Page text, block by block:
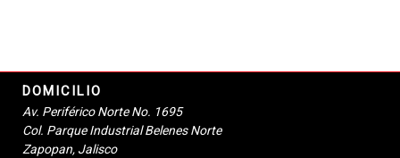
DOMICILIO
Av. Periférico Norte No. 1695
Col. Parque Industrial Belenes Norte
Zapopan, Jalisco